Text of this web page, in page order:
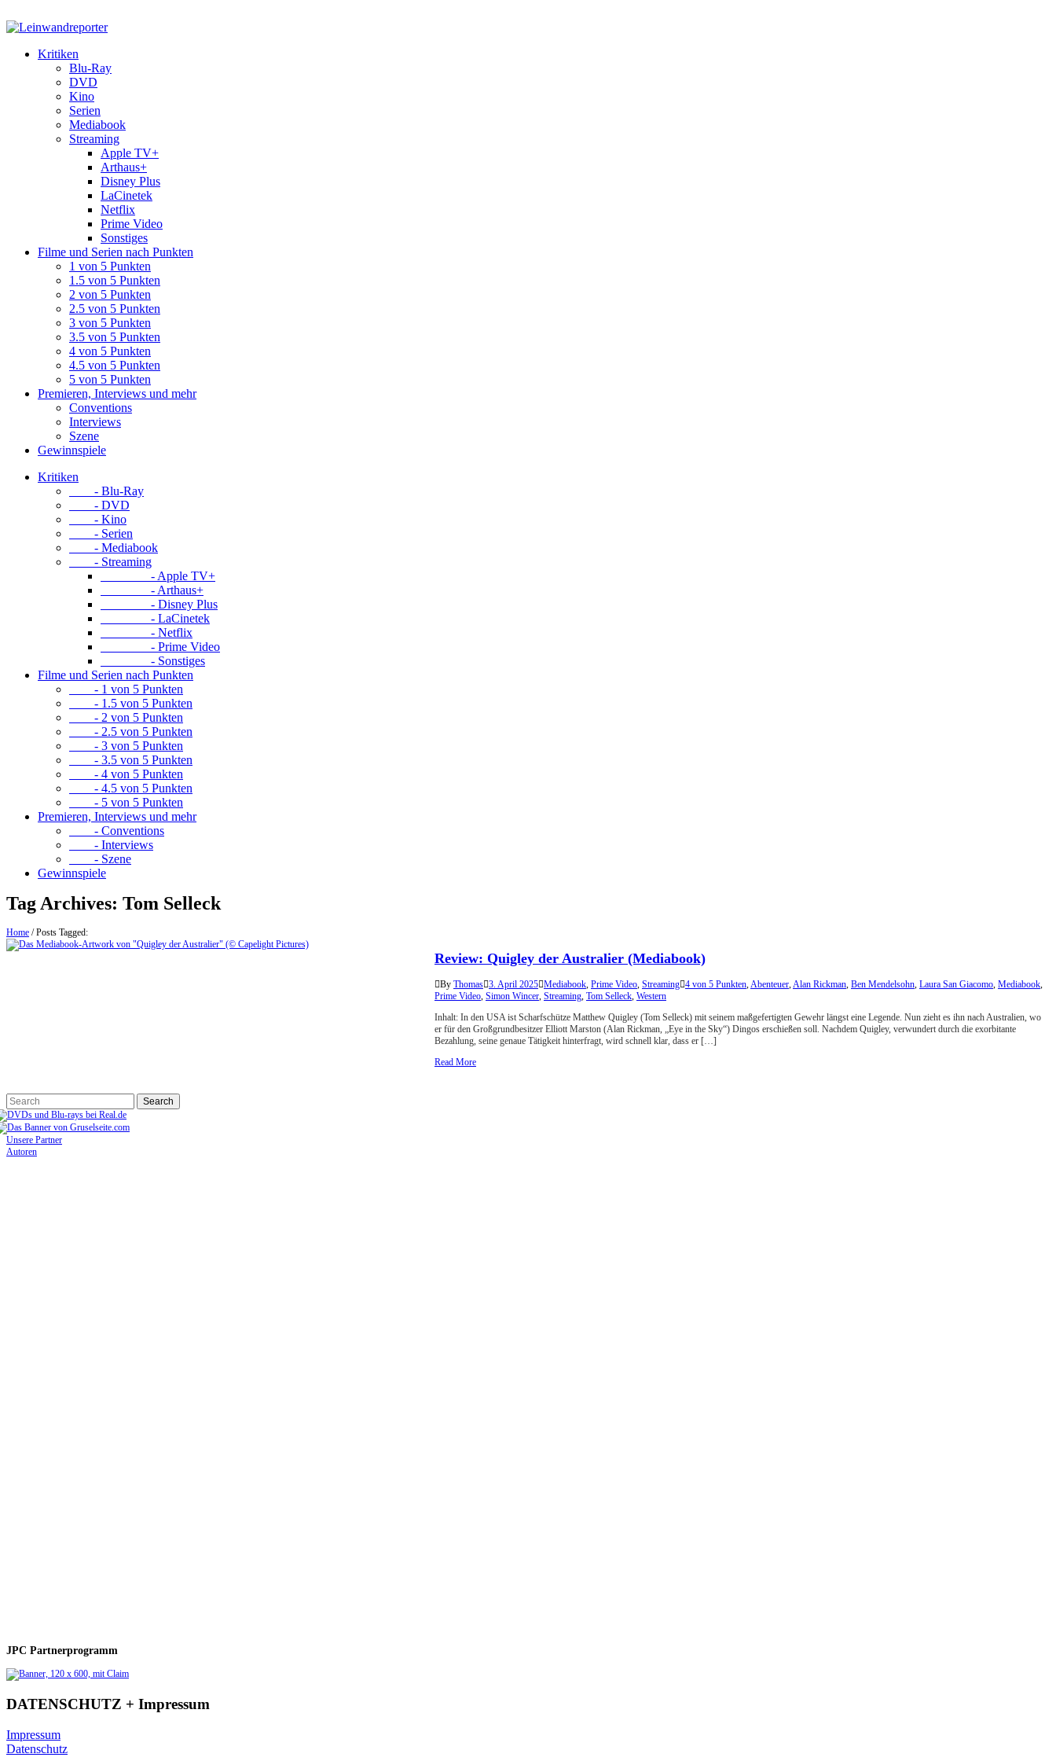
Kritiken
Blu-Ray
DVD
Kino
Serien
Mediabook
Streaming
Apple TV+
Arthaus+
Disney Plus
LaCinetek
Netflix
Prime Video
Sonstiges
Filme und Serien nach Punkten
1 von 5 Punkten
1.5 von 5 Punkten
2 von 5 Punkten
2.5 von 5 Punkten
3 von 5 Punkten
3.5 von 5 Punkten
4 von 5 Punkten
4.5 von 5 Punkten
5 von 5 Punkten
Premieren, Interviews und mehr
Conventions
Interviews
Szene
Gewinnspiele
Kritiken
- Blu-Ray
- DVD
- Kino
- Serien
- Mediabook
- Streaming
- Apple TV+
- Arthaus+
- Disney Plus
- LaCinetek
- Netflix
- Prime Video
- Sonstiges
Filme und Serien nach Punkten
- 1 von 5 Punkten
- 1.5 von 5 Punkten
- 2 von 5 Punkten
- 2.5 von 5 Punkten
- 3 von 5 Punkten
- 3.5 von 5 Punkten
- 4 von 5 Punkten
- 4.5 von 5 Punkten
- 5 von 5 Punkten
Premieren, Interviews und mehr
- Conventions
- Interviews
- Szene
Gewinnspiele
Tag Archives: Tom Selleck
Home /Posts Tagged:
Review: Quigley der Australier (Mediabook)
By Thomas 3. April 2025 Mediabook, Prime Video, Streaming 4 von 5 Punkten,Abenteuer,Alan Rickman, Ben Mendelsohn, Laura San Giacomo, Mediabook,
Prime Video, Simon Wincer, Streaming, Tom Selleck, Western
Inhalt: In den USA ist Scharfschütze Matthew Quigley (Tom Selleck) mit seinem maßgefertigten Gewehr längst eine Legende. Nun zieht es ihn nach Australien, wo
er für den Großgrundbesitzer Elliott Marston (Alan Rickman, „Eye in the Sky“) Dingos erschießen soll. Nachdem Quigley, verwundert durch die exorbitante
Bezahlung, seine genaue Tätigkeit hinterfragt, wird schnell klar, dass er […]
Read More
Unsere Partner
Autoren
JPC Partnerprogramm
DATENSCHUTZ + Impressum
Impressum
Datenschutz